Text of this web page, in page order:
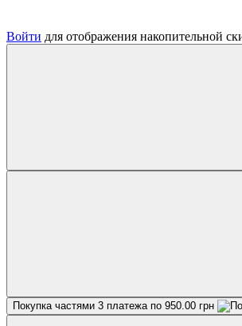
Войти для отображения накопительной
Покупка частями 3 платежа по 950.00 грн